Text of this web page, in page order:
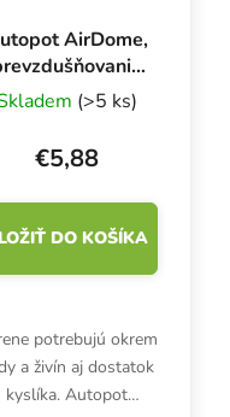
AirDome,
koreňov(>5 ks)
€5,88
DO KOŠÍKA
potrebujú okrem
a živín aj dostatok
kyslíka. Autopot